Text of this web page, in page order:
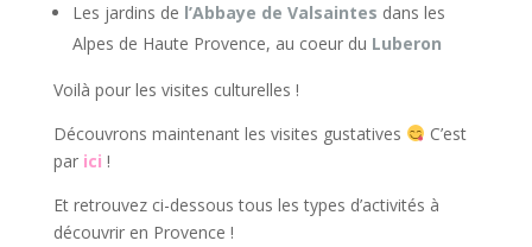
Les jardins de l’Abbaye de Valsaintes dans les
Alpes de Haute Provence, au coeur du Luberon
Voilà pour les visites culturelles !
Découvrons maintenant les visites gustatives
C’est
par ici !
Et retrouvez ci-dessous tous les types d’activités à
découvrir en Provence !